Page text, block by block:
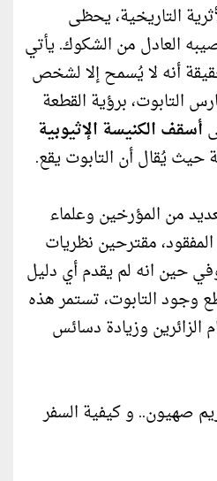
التاريخية، يحظى
العادل من الشكوك. يأتي
أنه لا يُسمح إلا لشخص
التابوت، برؤية القطعة
أسقف الكنيسة الإثيوبية
حيث يُقال أن التابوت يقع.
من المؤرخين وعلماء
مقترحين نظريات
حين انه لم يقدم أي دليل
التابوت، تستمر هذه
الزائرين وزيادة دسائس
صهيون.. و كيفية السفر